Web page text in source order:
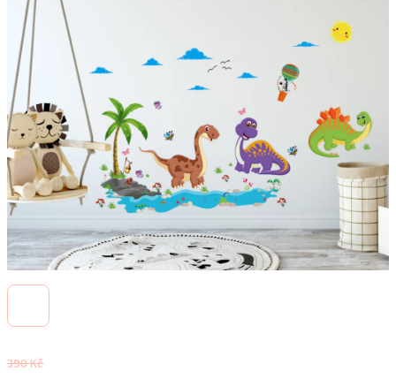
390 Kč